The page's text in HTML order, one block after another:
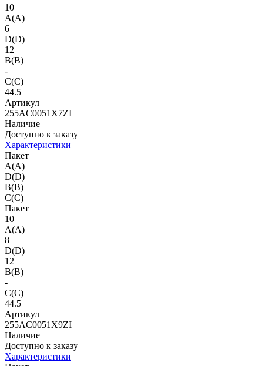
10
A(A)
6
D(D)
12
B(B)
-
C(C)
44.5
Артикул
255AC0051X7ZI
Наличие
Доступно к заказу
Характеристики
Пакет
A(A)
D(D)
B(B)
C(C)
Пакет
10
A(A)
8
D(D)
12
B(B)
-
C(C)
44.5
Артикул
255AC0051X9ZI
Наличие
Доступно к заказу
Характеристики